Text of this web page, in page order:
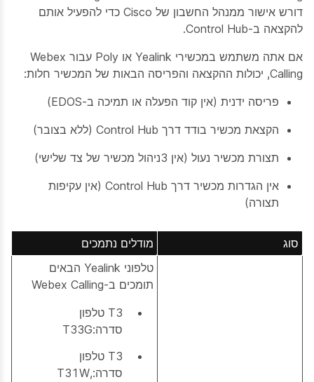
דורש אישור ממנהל החשבון של Cisco כדי להפעיל אותם
להקצאה ב-Control Hub.
אם אתה משתמש במכשירי Yealink או Poly עבור Webex
Calling, יכולות ההקצאה והפריסה הבאות של המכשיר חלות:
פריסה ידנית (אין קוד הפעלה או תמיכה ב-EDOS)
הקצאת מכשיר בודד דרך Control Hub (ללא בצובר)
תצורת מכשיר נעול (אין 3ניהול מכשיר של צד שלישי)
אין הגדרות מכשיר דרך Control Hub (אין עקיפות
תצורה)
סוג מודלים נתמכים
טלפוני Yealink הבאים
תומכים ב-Webex Calling
T3 טלפון
סדרה:T33G
T3 טלפון
סדרה:T31W,